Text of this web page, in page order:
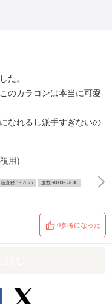
た。
のカラコンは本当に可愛
なれるし派手すぎないの
用)
直径 13.7mm 度数 ±0.00~ -8.00
0参考になった